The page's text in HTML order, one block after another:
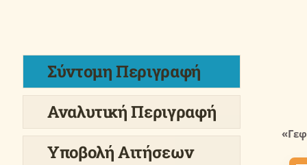
Σύντομη Περιγραφή
Αναλυτική Περιγραφή
Υποβολή Αιτήσεων
«